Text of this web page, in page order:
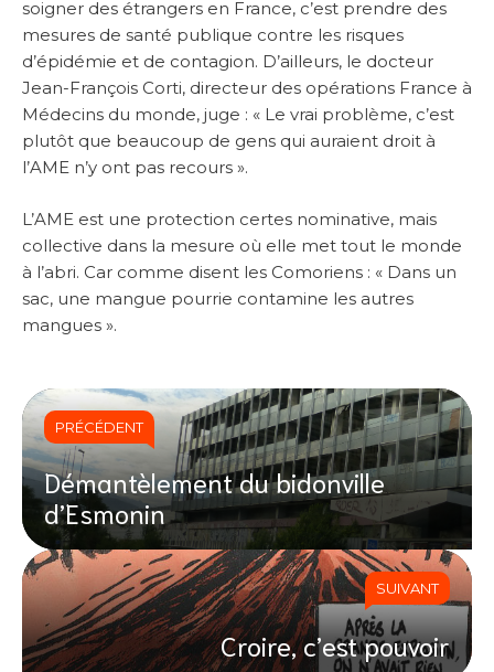
soigner des étrangers en France, c’est prendre des
mesures de santé publique contre les risques
d’épidémie et de contagion. D’ailleurs, le docteur
Jean-François Corti, directeur des opérations France à
Médecins du monde, juge : « Le vrai problème, c’est
plutôt que beaucoup de gens qui auraient droit à
l’AME n’y ont pas recours ».
L’AME est une protection certes nominative, mais
collective dans la mesure où elle met tout le monde
à l’abri. Car comme disent les Comoriens : « Dans un
sac, une mangue pourrie contamine les autres
mangues ».
PRÉCÉDENT
Démantèlement du bidonville
d’Esmonin
SUIVANT
Croire, c’est pouvoir